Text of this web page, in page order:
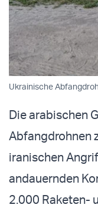
Ukrainische
Die arabischen
Abfangdrohnen
iranischen
andauernden
2.000 Raketen-